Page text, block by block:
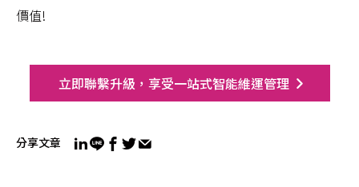
價值!
立即聯繫升級，享受一站式智能維運管理
分享文章